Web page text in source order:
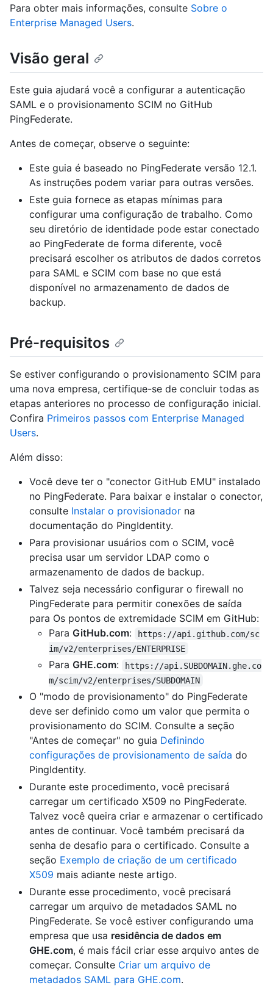
Para obter mais informações, consulte Sobre o
Enterprise Managed Users.
Visão geral
Este guia ajudará você a configurar a autenticação
SAML e o provisionamento SCIM no GitHub
PingFederate.
Antes de começar, observe o seguinte:
Este guia é baseado no PingFederate versão 12.1.
As instruções podem variar para outras versões.
Este guia fornece as etapas mínimas para
configurar uma configuração de trabalho. Como
seu diretório de identidade pode estar conectado
ao PingFederate de forma diferente, você
precisará escolher os atributos de dados corretos
para SAML e SCIM com base no que está
disponível no armazenamento de dados de
backup.
Pré-requisitos
Se estiver configurando o provisionamento SCIM para
uma nova empresa, certifique-se de concluir todas as
etapas anteriores no processo de configuração inicial.
Confira Primeiros passos com Enterprise Managed
Users.
Além disso:
Você deve ter o "conector GitHub EMU" instalado
no PingFederate. Para baixar e instalar o conector,
consulte Instalar o provisionador na
documentação do PingIdentity.
Para provisionar usuários com o SCIM, você
precisa usar um servidor LDAP como o
armazenamento de dados de backup.
Talvez seja necessário configurar o firewall no
PingFederate para permitir conexões de saída
para Os pontos de extremidade SCIM em GitHub:
Para GitHub.com:
https://api.github.com/sc
im/v2/enterprises/ENTERPRISE
Para GHE.com:
https://api.SUBDOMAIN.ghe.co
m/scim/v2/enterprises/SUBDOMAIN
O "modo de provisionamento" do PingFederate
deve ser definido como um valor que permita o
provisionamento do SCIM. Consulte a seção
"Antes de começar" no guia Definindo
configurações de provisionamento de saída do
PingIdentity.
Durante este procedimento, você precisará
carregar um certificado X509 no PingFederate.
Talvez você queira criar e armazenar o certificado
antes de continuar. Você também precisará da
senha de desafio para o certificado. Consulte a
seção Exemplo de criação de um certificado
X509 mais adiante neste artigo.
Durante esse procedimento, você precisará
carregar um arquivo de metadados SAML no
PingFederate. Se você estiver configurando uma
empresa que usa residência de dados em
GHE.com, é mais fácil criar esse arquivo antes de
começar. Consulte Criar um arquivo de
metadados SAML para GHE.com.